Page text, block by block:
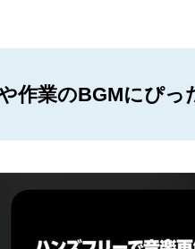
作業のBGMにぴっ